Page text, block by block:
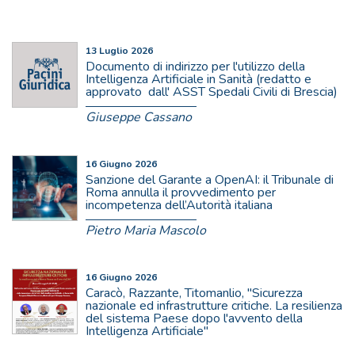
13 Luglio 2026
Documento di indirizzo per l'utilizzo della
Intelligenza Artificiale in Sanità (redatto e
approvato dall' ASST Spedali Civili di Brescia)
Giuseppe Cassano
16 Giugno 2026
Sanzione del Garante a OpenAI: il Tribunale di
Roma annulla il provvedimento per
incompetenza dell’Autorità italiana
Pietro Maria Mascolo
16 Giugno 2026
Caracò, Razzante, Titomanlio, "Sicurezza
nazionale ed infrastrutture critiche. La resilienza
del sistema Paese dopo l'avvento della
Intelligenza Artificiale"